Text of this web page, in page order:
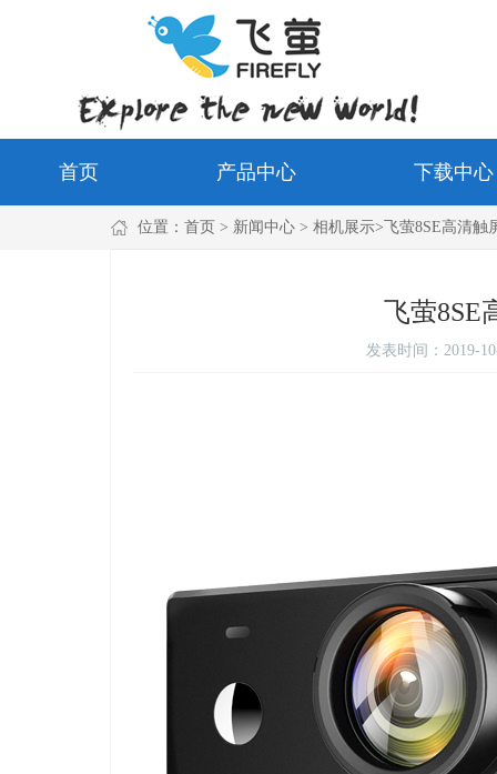
首页 产品中心 下载中心
位置： 首页 > 新闻中心 > 相机展示>飞萤8SE高清触
飞萤8SE
发表时间： 2019-